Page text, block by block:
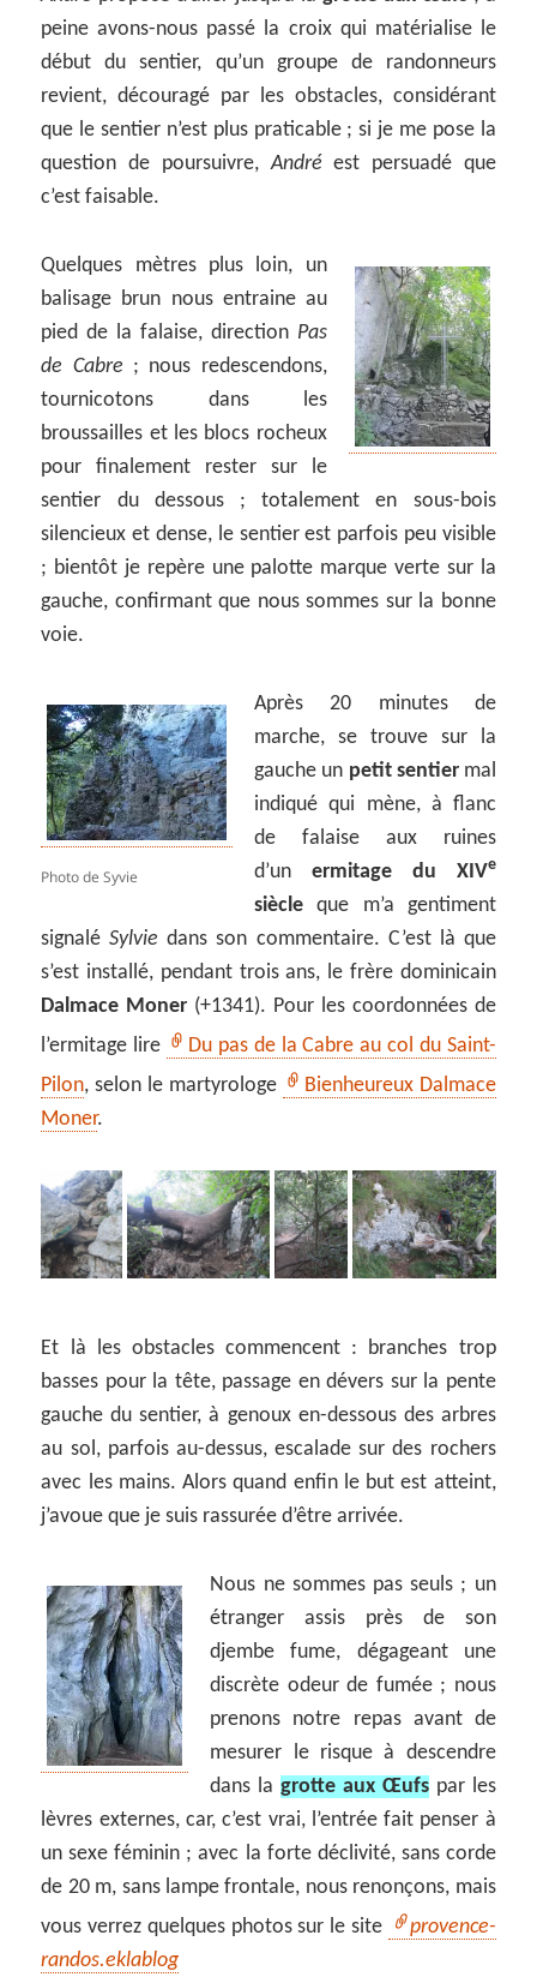
peine avons-nous passé la croix qui matérialise le
début du sentier, qu’un groupe de randonneurs
revient, découragé par les obstacles, considérant
que le sentier n’est plus praticable ; si je me pose la
question de poursuivre,André est persuadé que
c’est faisable.
Quelques mètres plus loin, un
balisage brun nous entraine au
pied de la falaise, direction Pas
de Cabre ; nous redescendons,
tournicotons dans les
broussailles et les blocs rocheux
pour finalement rester sur le
sentier du dessous ; totalement en sous-bois
silencieux et dense, le sentier est parfois peu visible
; bientôt je repère une palotte marque verte sur la
gauche, confirmant que nous sommes sur la bonne
voie.
Photo de Syvie
Après 20 minutes de
marche, se trouve sur la
gauche un petit sentiermal
indiqué qui mène, à flanc
de falaise aux ruines
d’unermitage du XIVe
siècle que m’a gentiment
signaléSylvie dans son commentaire. C’est là que
s’est installé, pendant trois ans, le frère dominicain
Dalmace Moner (+1341). Pour les coordonnées de
l’ermitage lire
Du pas de la Cabre au col du Saint-
Pilon, selon le martyrologe
Bienheureux Dalmace
Moner.
Et là les obstacles commencent : branches trop
basses pour la tête, passage en dévers sur la pente
gauche du sentier, à genoux en-dessous des arbres
au sol, parfois au-dessus, escalade sur des rochers
avec les mains. Alors quand enfin le but est atteint,
j’avoue que je suis rassurée d’être arrivée.
Nous ne sommes pas seuls ; un
étranger assis près de son
djembe fume, dégageant une
discrète odeur de fumée ; nous
prenons notre repas avant de
mesurer le risque à descendre
dans lagrotte aux Œufspar les
lèvres externes, car, c’est vrai, l’entrée fait penser à
un sexe féminin ; avec la forte déclivité, sans corde
de 20 m, sans lampe frontale, nous renonçons, mais
vous verrez quelques photos sur le site
provence-
randos.eklablog